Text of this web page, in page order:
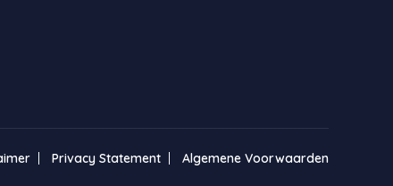
Privacy Statement Algemene Voorwaarden